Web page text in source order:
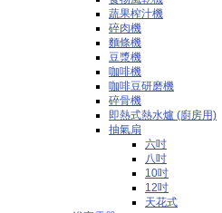
蔬果榨汁機
碎肉機
麵條機
豆漿機
咖啡機
咖啡豆研磨機
碎骨機
即熱式熱水爐 (廚房用)
抽氣扇
六吋
八吋
10吋
12吋
天花式